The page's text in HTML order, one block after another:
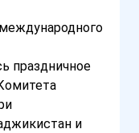
праздничное
и